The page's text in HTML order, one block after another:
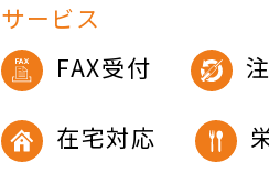
サービス
FAX受付
在宅対応